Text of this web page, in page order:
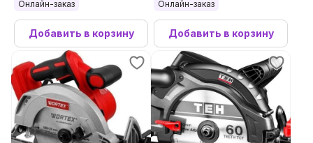
Онлайн-заказ
Добавить в корзину
Онлайн-заказ
Добавить в корзину